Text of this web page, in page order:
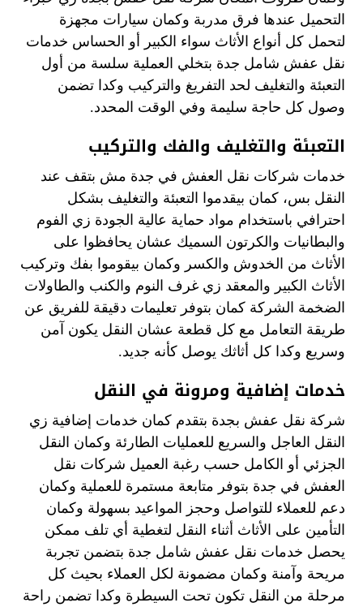
التحميل عندها فرق مدربة وكمان سيارات مجهزة
لتحمل كل أنواع الأثاث سواء الكبير أو الحساس خدمات
نقل عفش شامل جدة بتخلي العملية سلسة من أول
التعبئة والتغليف لحد التفريغ والتركيب وكدا تضمن
وصول كل حاجة سليمة وفي الوقت المحدد.
التعبئة والتغليف والفك والتركيب
خدمات شركات نقل العفش في جدة مش بتقف عند
النقل بس، كمان بيقدموا التعبئة والتغليف بشكل
احترافي باستخدام مواد حماية عالية الجودة زي الفوم
والبطانيات والكرتون السميك عشان يحافظوا على
الأثاث من الخدوش والكسر وكمان بيقوموا بفك وتركيب
الأثاث الكبير والمعقد زي غرف النوم والكنب والطاولات
الضخمة الشركة كمان بتوفر تعليمات دقيقة للفريق عن
طريقة التعامل مع كل قطعة عشان النقل يكون آمن
وسريع وكدا كل أثاثك يوصل كأنه جديد.
خدمات إضافية ومرونة في النقل
شركة نقل عفش بجدة بتقدم كمان خدمات إضافية زي
النقل العاجل والسريع للعمليات الطارئة وكمان النقل
الجزئي أو الكامل حسب رغبة العميل شركات نقل
العفش في جدة بتوفر متابعة مستمرة للعملية وكمان
دعم للعملاء للتواصل وحجز المواعيد بسهولة وكمان
التأمين على الأثاث أثناء النقل لتغطية أي تلف ممكن
يحصل خدمات نقل عفش شامل جدة بتضمن تجربة
مريحة وآمنة وكمان مضمونة لكل العملاء بحيث كل
مرحلة من النقل تكون تحت السيطرة وكدا تضمن راحة